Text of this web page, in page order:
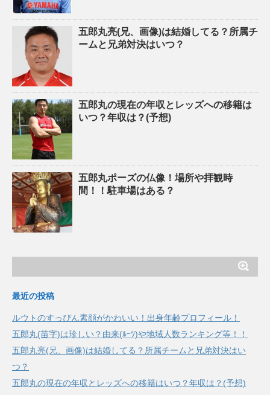
五郎丸亮(兄、画像)は結婚してる？所属チ
ームと兄弟対決はいつ？
五郎丸の現在の年収とレッズへの移籍は
いつ？年収は？(予想)
五郎丸ポーズの仏像！場所や拝観時
間！！駐車場はある？
最近の投稿
ルウトのすっぴん素顔がかわいい！出身年齢プロフィール！
五郎丸(苗字)は珍しい？由来(ﾙｰﾂ)や地域人数ランキング等！！
五郎丸亮(兄、画像)は結婚してる？所属チームと兄弟対決はい
つ？
五郎丸の現在の年収とレッズへの移籍はいつ？年収は？(予想)